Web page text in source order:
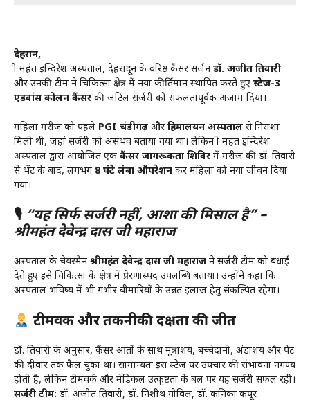
देहरादून,
श्री महंत इन्दिरेश अस्पताल, देहरादून के वरिष्ठ कैंसर सर्जन डॉ. अजीत तिवारी
और उनकी टीम ने चिकित्सा क्षेत्र में नया कीर्तिमान स्थापित करते हुए स्टेज-3
एडवांस कोलन कैंसर की जटिल सर्जरी को सफलतापूर्वक अंजाम दिया।
महिला मरीज को पहले PGI चंडीगढ़ और हिमालयन अस्पताल से निराशा
मिली थी, जहां सर्जरी को असंभव बताया गया था। लेकिन श्री महंत इन्दिरेश
अस्पताल द्वारा आयोजित एक कैंसर जागरूकता शिविर में मरीज की डॉ. तिवारी
से भेंट के बाद, लगभग 8 घंटे लंबा ऑपरेशन कर महिला को नया जीवन दिया
गया।
🎙 “यह सिर्फ सर्जरी नहीं, आशा की मिसाल है” –
श्रीमहंत देवेन्द्र दास जी महाराज
अस्पताल के चेयरमैन श्रीमहंत देवेन्द्र दास जी महाराज ने सर्जरी टीम को बधाई
देते हुए इसे चिकित्सा के क्षेत्र में प्रेरणास्पद उपलब्धि बताया। उन्होंने कहा कि
अस्पताल भविष्य में भी गंभीर बीमारियों के उन्नत इलाज हेतु संकल्पित रहेगा।
टीमवर्क और तकनीकी दक्षता की जीत
डॉ. तिवारी के अनुसार, कैंसर आंतों के साथ मूत्राशय, बच्चेदानी, अंडाशय और पेट
की दीवार तक फैल चुका था। सामान्यतः इस स्टेज पर उपचार की संभावना नगण्य
होती है, लेकिन टीमवर्क और मेडिकल उत्कृष्टता के बल पर यह सर्जरी सफल रही।
सर्जरी टीम: डॉ. अजीत तिवारी, डॉ. निशीथ गोविल, डॉ. कनिका कपूर